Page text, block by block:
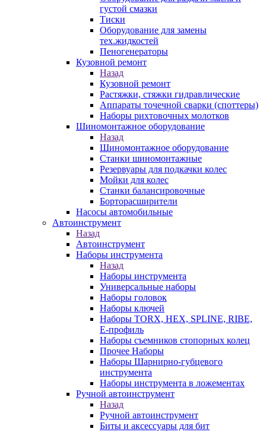
густой смазки
Тиски
Оборудование для замены
тех.жидкостей
Пеногенераторы
Кузовной ремонт
Назад
Кузовной ремонт
Растяжки, стяжки гидравлические
Аппараты точечной сварки (споттеры)
Наборы рихтовочных молотков
Шиномонтажное оборудование
Назад
Шиномонтажное оборудование
Станки шиномонтажные
Резервуары для подкачки колес
Мойки для колес
Станки балансировочные
Борторасширители
Насосы автомобильные
Автоинструмент
Назад
Автоинструмент
Наборы инструмента
Назад
Наборы инструмента
Универсальные наборы
Наборы головок
Наборы ключей
Наборы TORX, HEX, SPLINE, RIBE,
E-профиль
Наборы съемников стопорных колец
Прочее Наборы
Наборы Шарнирно-губцевого
инструмента
Наборы инструмента в ложементах
Ручной автоинструмент
Назад
Ручной автоинструмент
Биты и аксессуары для бит